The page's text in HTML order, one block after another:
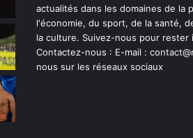
actualités dans les domaines de la
l'économie, du sport, de la santé,
la culture. Suivez-nous pour rester
Contactez-nous : E-mail :
nous sur les réseaux sociaux